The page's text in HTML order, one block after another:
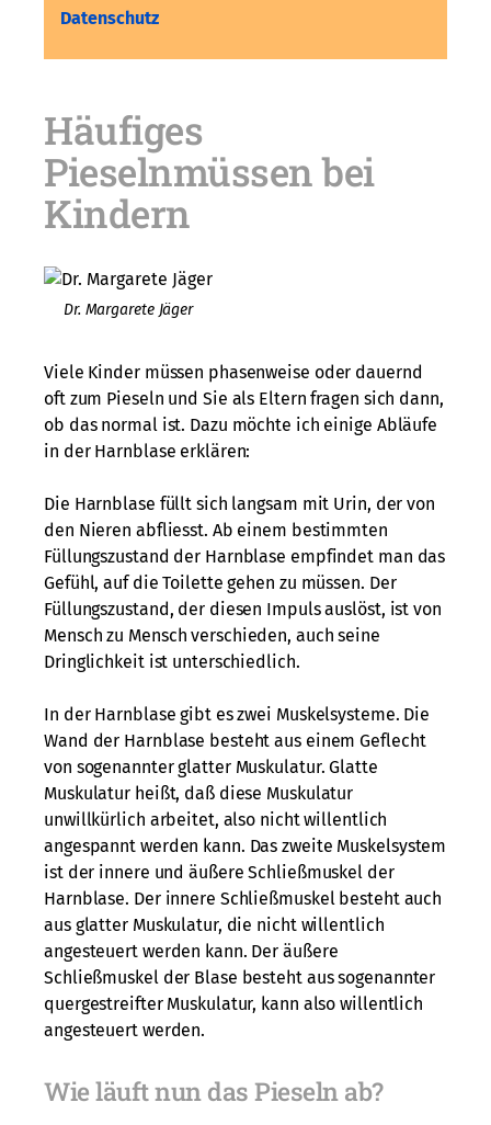
Datenschutz
Häufiges
Pieselnmüssen bei
Kindern
Dr. Margarete Jäger
Viele Kinder müssen phasenweise oder dauernd
oft zum Pieseln und Sie als Eltern fragen sich dann,
ob das normal ist. Dazu möchte ich einige Abläufe
in der Harnblase erklären:
Die Harnblase füllt sich langsam mit Urin, der von
den Nieren abfliesst. Ab einem bestimmten
Füllungszustand der Harnblase empfindet man das
Gefühl, auf die Toilette gehen zu müssen. Der
Füllungszustand, der diesen Impuls auslöst, ist von
Mensch zu Mensch verschieden, auch seine
Dringlichkeit ist unterschiedlich.
In der Harnblase gibt es zwei Muskelsysteme. Die
Wand der Harnblase besteht aus einem Geflecht
von sogenannter glatter Muskulatur. Glatte
Muskulatur heißt, daß diese Muskulatur
unwillkürlich arbeitet, also nicht willentlich
angespannt werden kann. Das zweite Muskelsystem
ist der innere und äußere Schließmuskel der
Harnblase. Der innere Schließmuskel besteht auch
aus glatter Muskulatur, die nicht willentlich
angesteuert werden kann. Der äußere
Schließmuskel der Blase besteht aus sogenannter
quergestreifter Muskulatur, kann also willentlich
angesteuert werden.
Wie läuft nun das Pieseln ab?